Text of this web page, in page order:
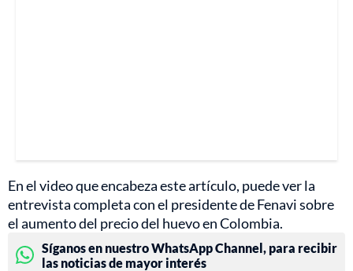
En el video que encabeza este artículo, puede ver la
entrevista completa con el presidente de Fenavi sobre
el aumento del precio del huevo en Colombia.
Síganos en nuestro WhatsApp Channel, para recibir
las noticias de mayor interés